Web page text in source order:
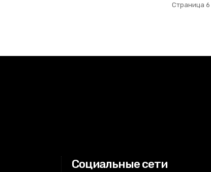
Страница 6
Социальные сети